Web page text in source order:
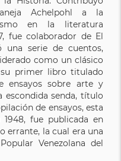
Achelpohl a la
en la literatura
fue colaborador de El
una serie de cuentos,
como un clásico
primer libro titulado
ensayos sobre arte y
escondida senda, título
de ensayos, esta
fue publicada en
errante, la cual era una
Venezolana del